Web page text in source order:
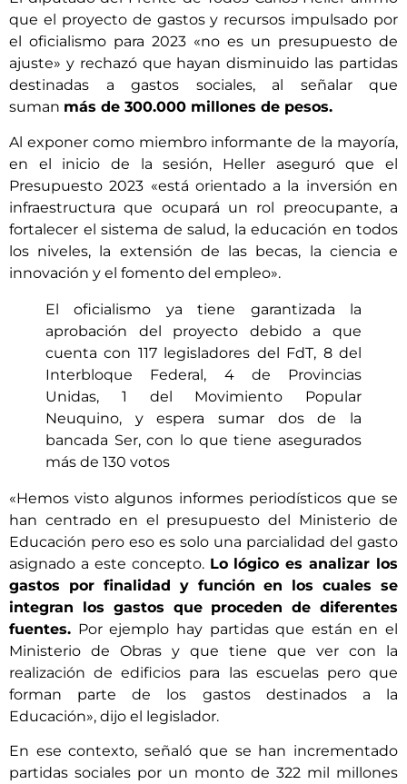
que el proyecto de gastos y recursos impulsado por
el oficialismo para 2023 «no es un presupuesto de
ajuste» y rechazó que hayan disminuido las partidas
destinadas a gastos sociales, al señalar que
suman más de 300.000 millones de pesos.
Al exponer como miembro informante de la mayoría,
en el inicio de la sesión, Heller aseguró que el
Presupuesto 2023 «está orientado a la inversión en
infraestructura que ocupará un rol preocupante, a
fortalecer el sistema de salud, la educación en todos
los niveles, la extensión de las becas, la ciencia e
innovación y el fomento del empleo».
El oficialismo ya tiene garantizada la
aprobación del proyecto debido a que
cuenta con 117 legisladores del FdT, 8 del
Interbloque Federal, 4 de Provincias
Unidas, 1 del Movimiento Popular
Neuquino, y espera sumar dos de la
bancada Ser, con lo que tiene asegurados
más de 130 votos
«Hemos visto algunos informes periodísticos que se
han centrado en el presupuesto del Ministerio de
Educación pero eso es solo una parcialidad del gasto
asignado a este concepto. Lo lógico es analizar los
gastos por finalidad y función en los cuales se
integran los gastos que proceden de diferentes
fuentes. Por ejemplo hay partidas que están en el
Ministerio de Obras y que tiene que ver con la
realización de edificios para las escuelas pero que
forman parte de los gastos destinados a la
Educación», dijo el legislador.
En ese contexto, señaló que se han incrementado
partidas sociales por un monto de 322 mil millones